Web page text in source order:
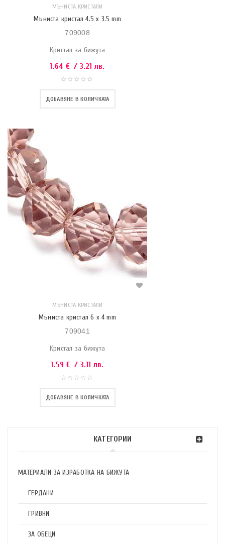
КАТЕГОРИИ
МАТЕРИАЛИ ЗА ИЗРАБОТКА НА БИЖУТА
ГЕРДАНИ
ГРИВНИ
ЗА ОБЕЦИ
МЪНИСТА КРИСТАЛИ
Мъниста кристал 4.5 x 3.5 mm
709008
Кристал за бижута
1.64 € / 3.21 лв.
ДОБАВЯНЕ В КОЛИЧКАТА
МЪНИСТА КРИСТАЛИ
Мъниста кристал 6 x 4 mm
709041
Кристал за бижута
1.59 € / 3.11 лв.
ДОБАВЯНЕ В КОЛИЧКАТА